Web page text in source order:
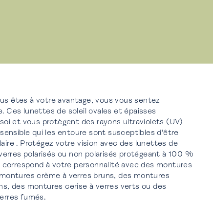
êtes à votre avantage, vous vous sentez
Ces lunettes de soleil ovales et épaisses
et vous protègent des rayons ultraviolets (UV)
qui les entoure sont susceptibles d'être
. Protégez votre vision avec des lunettes de
polarisés ou non polarisés protégeant à 100 %
correspond à votre personnalité avec des montures
crème à verres bruns, des montures
des montures cerise à verres verts ou des
fumés.